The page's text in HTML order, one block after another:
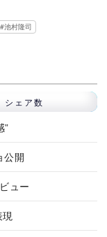
池村隆司
シェア数
”
公開
ュー
現